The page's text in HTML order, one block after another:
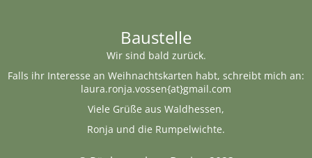
Baustelle
Wir sind bald zurück.
Falls ihr Interesse an Weihnachtskarten habt, schreibt mich an:
laura.ronja.vossen{at}gmail.com
Viele Grüße aus Waldhessen,
Ronja und die Rumpelwichte.